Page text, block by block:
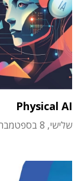
Physical AI
שלישי, 8 בספטמבר 2026